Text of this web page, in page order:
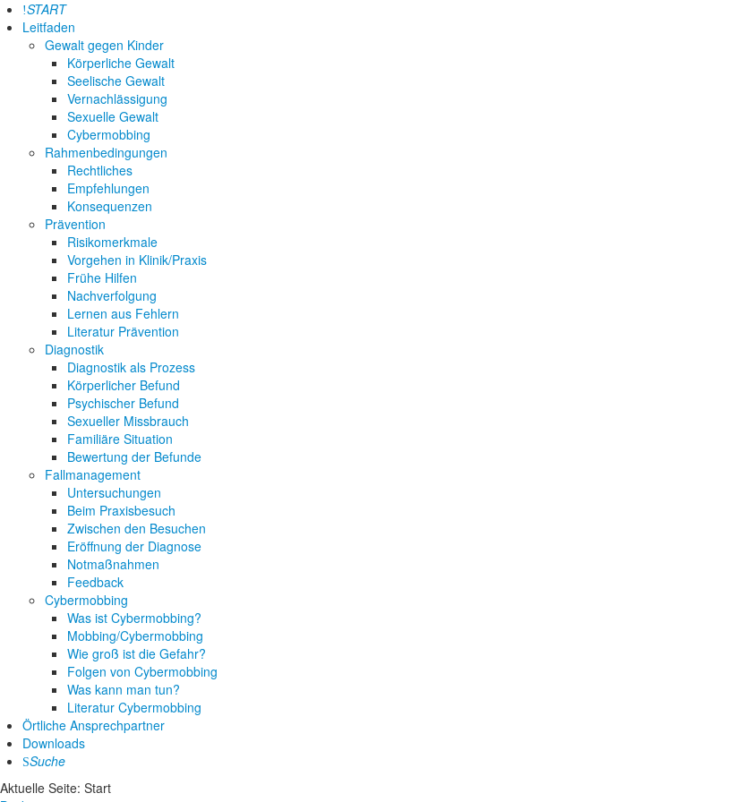
START
Leitfaden
Gewalt gegen Kinder
Körperliche Gewalt
Seelische Gewalt
Vernachlässigung
Sexuelle Gewalt
Cybermobbing
Rahmenbedingungen
Rechtliches
Empfehlungen
Konsequenzen
Prävention
Risikomerkmale
Vorgehen in Klinik/Praxis
Frühe Hilfen
Nachverfolgung
Lernen aus Fehlern
Literatur Prävention
Diagnostik
Diagnostik als Prozess
Körperlicher Befund
Psychischer Befund
Sexueller Missbrauch
Familiäre Situation
Bewertung der Befunde
Fallmanagement
Untersuchungen
Beim Praxisbesuch
Zwischen den Besuchen
Eröffnung der Diagnose
Notmaßnahmen
Feedback
Cybermobbing
Was ist Cybermobbing?
Mobbing/Cybermobbing
Wie groß ist die Gefahr?
Folgen von Cybermobbing
Was kann man tun?
Literatur Cybermobbing
Örtliche Ansprechpartner
Downloads
Suche
Aktuelle Seite: Start